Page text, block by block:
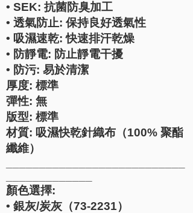
• SEK: 抗菌防臭加工
• 透氣防止: 保持良好透氣性
• 吸濕速乾: 快速排汗乾燥
• 防靜電: 防止靜電干擾
• 防污: 易於清潔
厚度: 標準
彈性: 無
版型: 標準
材質: 吸濕快乾針織布（100% 聚酯
纖維）
顏色選擇:
• 銀灰/炭灰（73-2231）